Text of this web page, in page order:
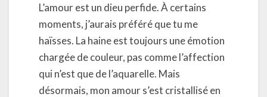
L’amour est un dieu perfide. À certains
moments, j’aurais préféré que tu me
haïsses. La haine est toujours une émotion
chargée de couleur, pas comme l’affection
qui n’est que de l’aquarelle. Mais
désormais, mon amour s’est cristallisé en